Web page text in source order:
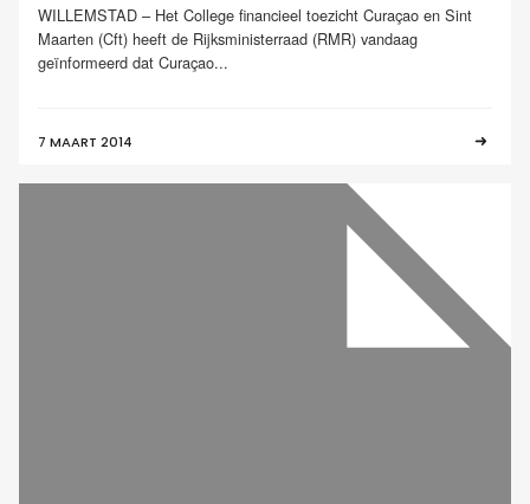
WILLEMSTAD – Het College financieel toezicht Curaçao en Sint
Maarten (Cft) heeft de Rijksministerraad (RMR) vandaag
geïnformeerd dat Curaçao...
7 MAART 2014